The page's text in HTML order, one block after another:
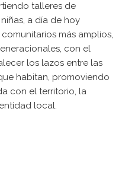
talleres de
a día de hoy
más amplios,
con el
los lazos entre las
habitan, promoviendo
con el territorio, la
local.